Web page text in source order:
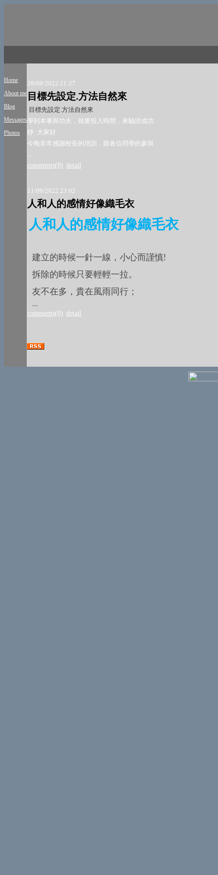
Home
About me
Blog
Messages
Photos
28/09/2022 21:27
目標先設定.方法自然來
目標先設定.方法自然來
學到本事與功夫，就要投入時間，來驗證成功
靜: 大家好
今晚非常感謝校長的培訓，跟各位同學的參與
...
comments(0) detail
11/09/2022 23:02
人和人的感情好像織毛衣
人和人的感情好像織毛衣
建立的時候一針一線，小心而謹慎!
拆除的時候只要輕輕一拉。
友不在多，貴在風雨同行；
...
comments(0) detail